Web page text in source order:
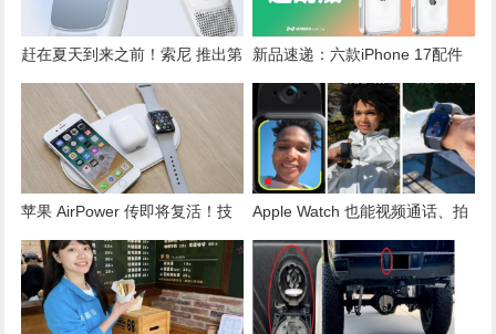
赶在夏天到来之前！索尼 推出第
二代随身冷气
新品速递：六款iPhone 17配件
挂绳与保护壳的特色与差异
苹果 AirPower 传即将复活！技
术关键在于引入 iPhone 芯片
Apple Watch 也能视频通话、拍
照录影了！配件商推“双镜头”防
水表带